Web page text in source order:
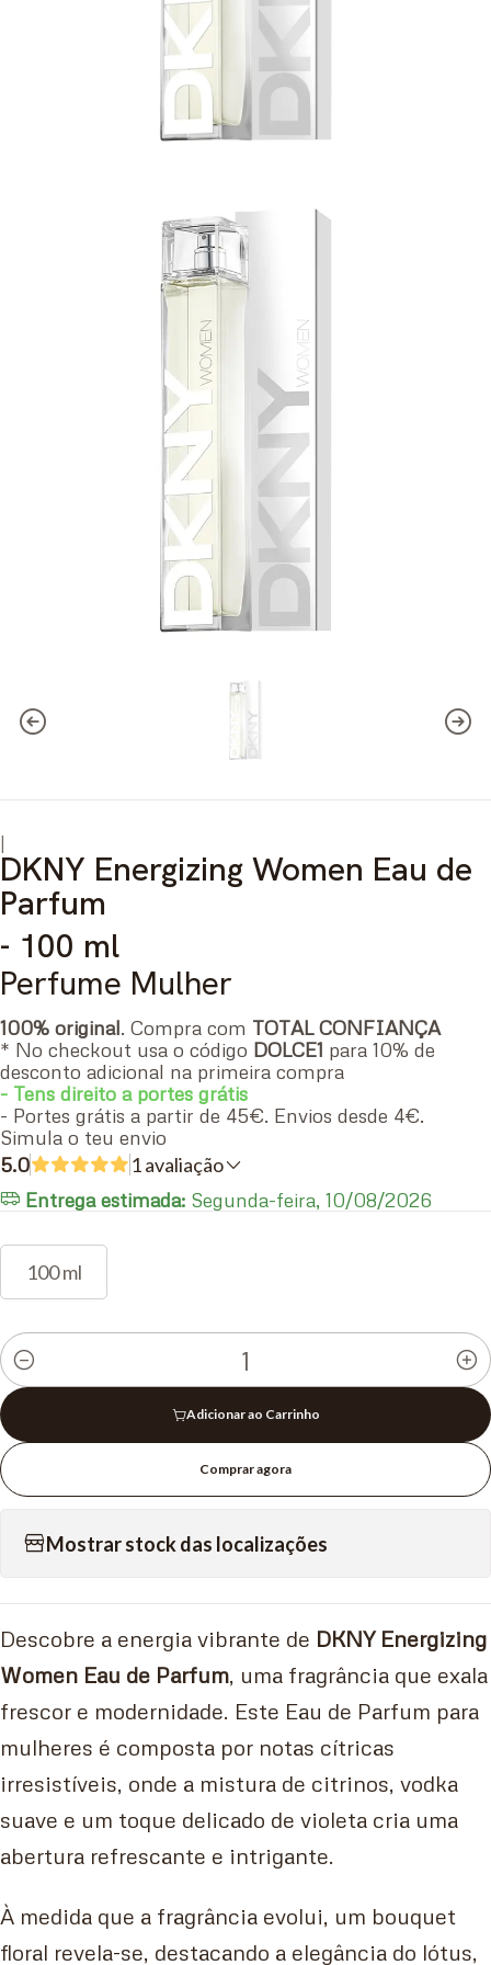
|
DKNY Energizing Women Eau de
Parfum
- 100 ml
Perfume Mulher
100% original. Compra com TOTAL CONFIANÇA
* No checkout usa o código DOLCE1 para 10% de
desconto adicional na primeira compra
- Tens direito a portes grátis
- Portes grátis a partir de 45€. Envios desde 4€.
Simula o teu envio
5.0
1 avaliação
Entrega estimada: Segunda-feira, 10/08/2026
100 ml
Quantidade
Adicionar ao Carrinho
Comprar agora
Mostrar stock das localizações
Descobre a energia vibrante de DKNY Energizing
Women Eau de Parfum , uma fragrância que exala
frescor e modernidade. Este Eau de Parfum para
mulheres é composta por notas cítricas
irresistíveis, onde a mistura de citrinos, vodka
suave e um toque delicado de violeta cria uma
abertura refrescante e intrigante.
À medida que a fragrância evolui, um bouquet
floral revela-se, destacando a elegância do lótus,